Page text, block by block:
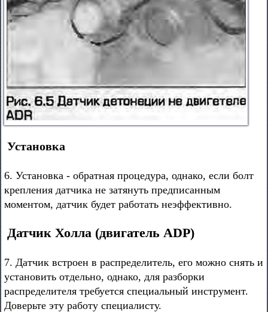
Установка
6. Установка - обратная процедура, однако, если болт
крепления датчика не затянуть предписанным
моментом, датчик будет работать неэффективно.
Датчик Холла (двигатель ADP)
7. Датчик встроен в распределитель, его можно снять и
установить отдельно, однако, для разборки
распределителя требуется специальный инструмент.
Доверьте эту работу специалисту.